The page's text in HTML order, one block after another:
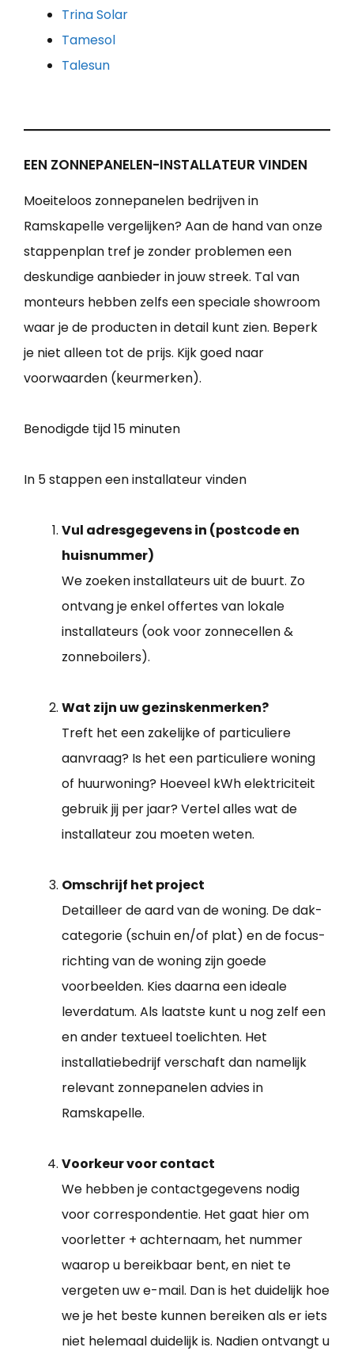
Trina Solar
Tamesol
Talesun
EEN ZONNEPANELEN-INSTALLATEUR VINDEN
Moeiteloos zonnepanelen bedrijven in
Ramskapelle vergelijken? Aan de hand van onze
stappenplan tref je zonder problemen een
deskundige aanbieder in jouw streek. Tal van
monteurs hebben zelfs een speciale showroom
waar je de producten in detail kunt zien. Beperk
je niet alleen tot de prijs. Kijk goed naar
voorwaarden (keurmerken).
Benodigde tijd15 minuten
In 5 stappen een installateur vinden
Vul adresgegevens in (postcode en
huisnummer)
We zoeken installateurs uit de buurt. Zo
ontvang je enkel offertes van lokale
installateurs (ook voor zonnecellen &
zonneboilers).
Wat zijn uw gezinskenmerken?
Treft het een zakelijke of particuliere
aanvraag? Is het een particuliere woning
of huurwoning? Hoeveel kWh elektriciteit
gebruik jij per jaar? Vertel alles wat de
installateur zou moeten weten.
Omschrijf het project
Detailleer de aard van de woning. De dak-
categorie (schuin en/of plat) en de focus-
richting van de woning zijn goede
voorbeelden. Kies daarna een ideale
leverdatum. Als laatste kunt u nog zelf een
en ander textueel toelichten. Het
installatiebedrijf verschaft dan namelijk
relevant zonnepanelen advies in
Ramskapelle.
Voorkeur voor contact
We hebben je contactgegevens nodig
voor correspondentie. Het gaat hier om
voorletter + achternaam, het nummer
waarop u bereikbaar bent, en niet te
vergeten uw e-mail. Dan is het duidelijk hoe
we je het beste kunnen bereiken als er iets
niet helemaal duidelijk is. Nadien ontvangt u